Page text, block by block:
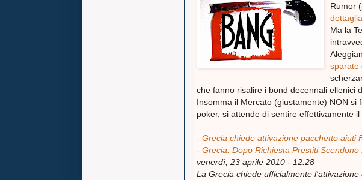
Rumor
Ma la
sparate
che fanno risalire i bond decennali ellenici
Insomma il Mercato (giustamente) NON si
poker, si attende di sentire effettivamente il
- Grecia chiede attivazione pacchetto aiuti
- Grecia: Dopo Richiesta Prestiti
venerdì, 23 aprile 2010 - 12:28
La Grecia chiede ufficialmente